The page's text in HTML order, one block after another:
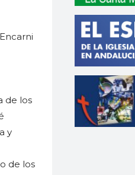
de los
y
de los